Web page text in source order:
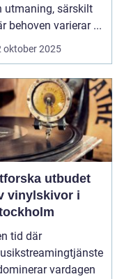
utmaning, särskilt
behoven varierar ...
oktober 2025
utbudet
vinylskivor i
tid där
vardagen